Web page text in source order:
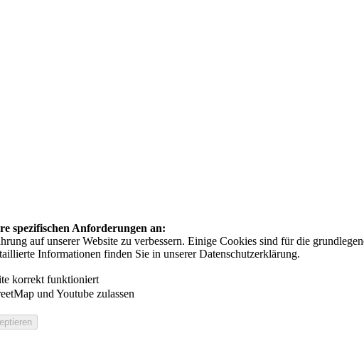
spezifischen Anforderungen an:
auf unserer Website zu verbessern. Einige Cookies sind für die
Informationen finden Sie in unserer Datenschutzerklärung.
korrekt funktioniert
und Youtube zulassen